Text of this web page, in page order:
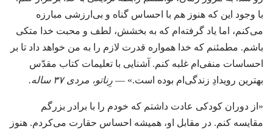
با وجود این که هنوز هم با احساس گناه و بی‌ارزشی مبارزه
می‌کنم،‏ اما یاد گرفته‌ام که به بخشش،‏ لطف و محبت خدا متکی
باشم.‏ مطمئنم که خدا همواره قدرت لازم را به من خواهد داد تا بر
احساسات منفی‌ام غلبه کنم.‏ آشنایی با تعلیمات کتاب مقدّس
بهترین رویدادِ زندگی‌ام بوده است.‏» —‏ رِناتو،‏ مردی ۳۷ ساله.‏
«از دوران کودکی عادت داشتم که خودم را با برادر بزرگم
مقایسه کنم.‏ در مقابل او،‏ همیشه احساس حقارت می‌کردم.‏ هنوز